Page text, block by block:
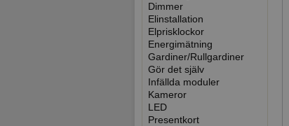
Dimmer
Elinstallation
Elprisklockor
Energimätning
Gardiner/Rullgardiner
Gör det själv
Infällda moduler
Kameror
LED
Presentkort